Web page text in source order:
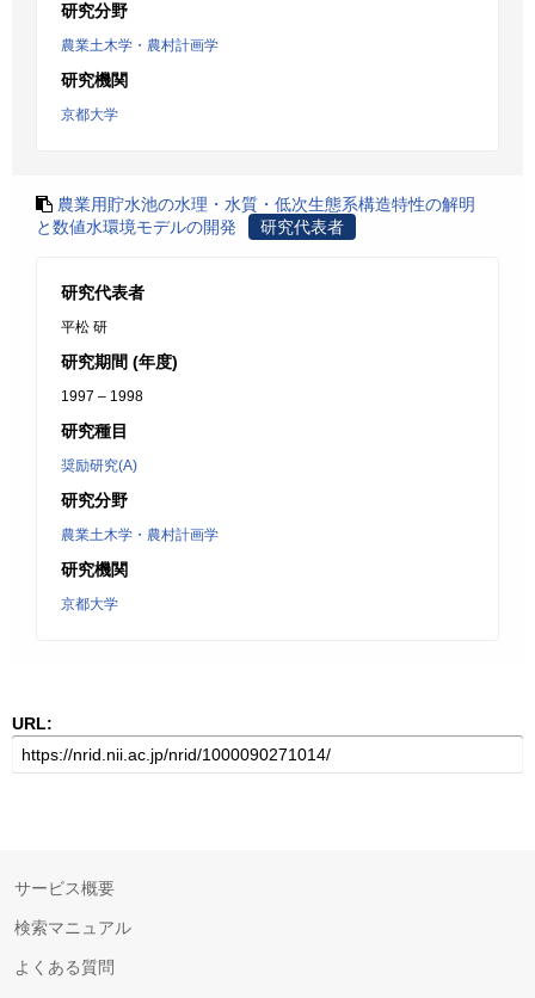
研究分野
農業土木学・農村計画学
研究機関
京都大学
農業用貯水池の水理・水質・低次生態系構造特性の解明
と数値水環境モデルの開発
研究代表者
研究代表者
平松 研
研究期間 (年度)
1997 – 1998
研究種目
奨励研究(A)
研究分野
農業土木学・農村計画学
研究機関
京都大学
URL:
サービス概要
検索マニュアル
よくある質問